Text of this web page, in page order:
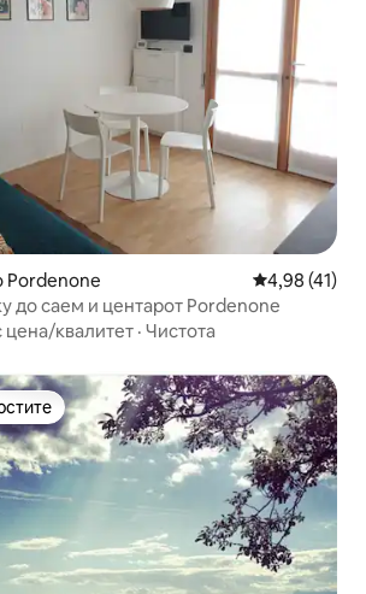
Pordenone Просечна
4,98 (41)
до саем и центарот Pordenone
квалитет · Чистота
„Омилени на гостите“